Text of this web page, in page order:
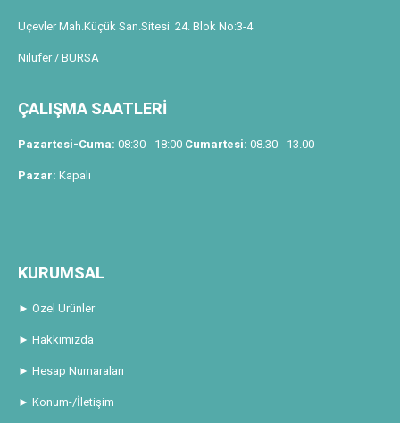
Üçevler Mah.Küçük San.Sitesi 24. Blok No:3-4
Nilüfer / BURSA
ÇALIŞMA SAATLERİ
Pazartesi-Cuma: 08:30 - 18:00 Cumartesi: 08.30 - 13.00
Pazar: Kapalı
KURUMSAL
► Özel Ürünler
► Hakkımızda
► Hesap Numaraları
► Konum-/İletişim